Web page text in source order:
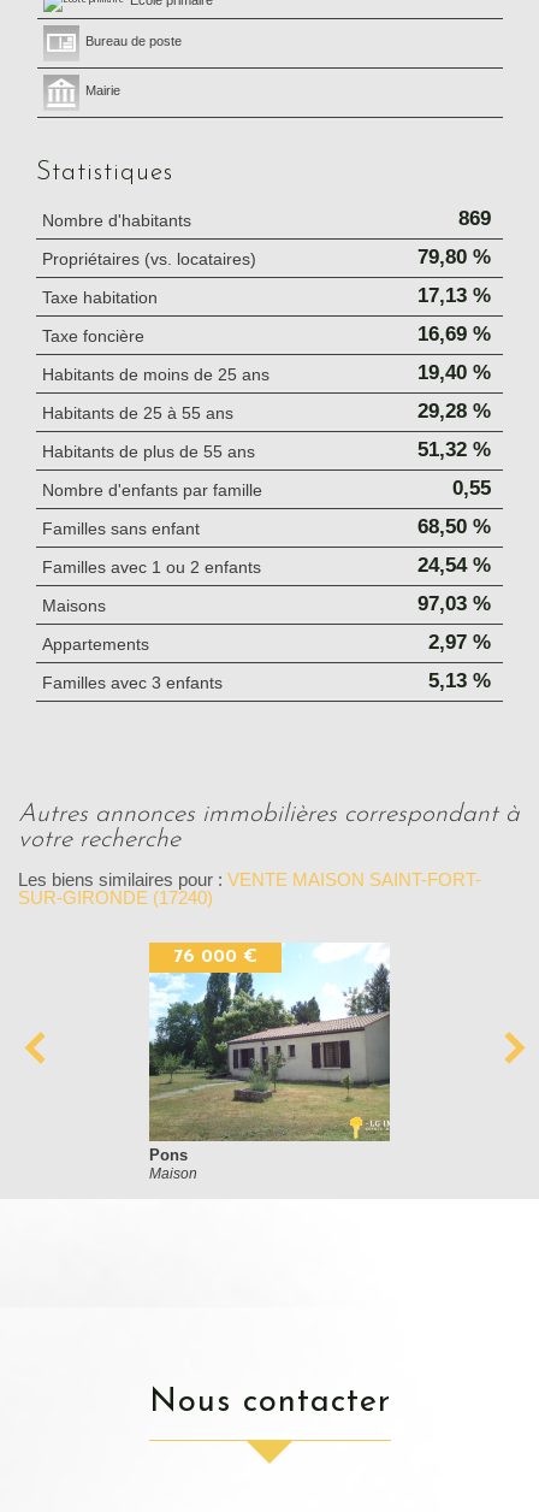
Bureau de poste
Mairie
Statistiques
Nombre d'habitants 869
Propriétaires (vs. locataires) 79,80 %
Taxe habitation 17,13 %
Taxe foncière 16,69 %
Habitants de moins de 25 ans 19,40 %
Habitants de 25 à 55 ans 29,28 %
Habitants de plus de 55 ans 51,32 %
Nombre d'enfants par famille 0,55
Familles sans enfant 68,50 %
Familles avec 1 ou 2 enfants 24,54 %
Maisons 97,03 %
Appartements 2,97 %
Familles avec 3 enfants 5,13 %
autres annonces immobilières correspondant à
votre recherche
Les biens similaires pour : VENTE MAISON SAINT-FORT-
SUR-GIRONDE (17240)
76 000 €
Pons
Maison
nous contacter